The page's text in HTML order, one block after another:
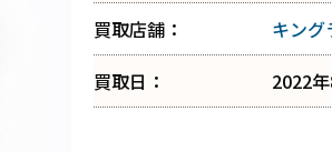
買取店舗：
キング
買取日：
2022